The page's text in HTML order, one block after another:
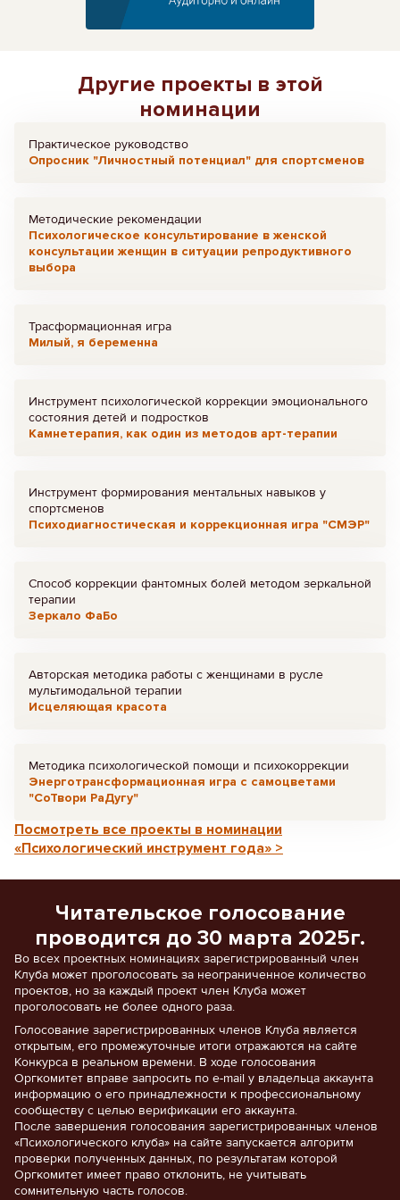
Другие проекты в этой
номинации
Практическое руководство
Опросник "Личностный потенциал" для спортсменов
Методические рекомендации
Психологическое консультирование в женской
консультации женщин в ситуации репродуктивного
выбора
Трасформационная игра
Милый, я беременна
Инструмент психологической коррекции эмоционального
состояния детей и подростков
Камнетерапия, как один из методов арт-терапии
Инструмент формирования ментальных навыков у
спортсменов
Психодиагностическая и коррекционная игра "СМЭР"
Способ коррекции фантомных болей методом зеркальной
терапии
Зеркало ФаБо
Авторская методика работы с женщинами в русле
мультимодальной терапии
Исцеляющая красота
Методика психологической помощи и психокоррекции
Энерготрансформационная игра с самоцветами
"СоТвори РаДугу"
Посмотреть все проекты в номинации
«Психологический инструмент года» >
Читательское голосование
проводится до 30 марта 2025г.
Во всех проектных номинациях зарегистрированный член
Клуба может проголосовать за неограниченное количество
проектов, но за каждый проект член Клуба может
проголосовать не более одного раза.
Голосование зарегистрированных членов Клуба является
открытым, его промежуточные итоги отражаются на сайте
Конкурса в реальном времени. В ходе голосования
Оргкомитет вправе запросить по e-mail у владельца аккаунта
информацию о его принадлежности к профессиональному
сообществу с целью верификации его аккаунта.
После завершения голосования зарегистрированных членов
«Психологического клуба» на сайте запускается алгоритм
проверки полученных данных, по результатам которой
Оргкомитет имеет право отклонить, не учитывать
сомнительную часть голосов.